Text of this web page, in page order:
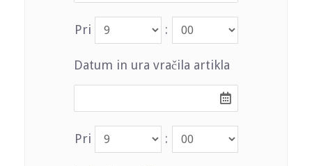
Pri :
Datum in ura vračila artikla
Pri :